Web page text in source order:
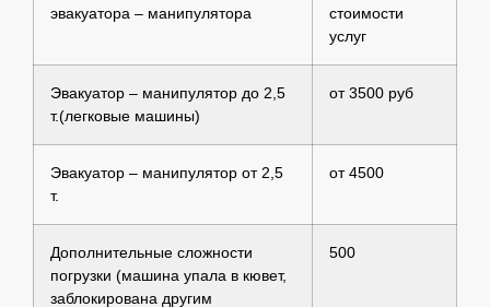
эвакуатора – манипулятора
стоимости
услуг
Эвакуатор – манипулятор до 2,5
т.(легковые машины)
от 3500 руб
Эвакуатор – манипулятор от 2,5
т.
от 4500
Дополнительные сложности
погрузки (машина упала в кювет,
заблокирована другим
500